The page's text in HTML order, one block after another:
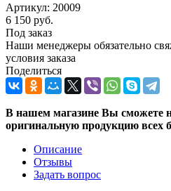
Артикул: 20009
6 150 руб.
Под заказ
Наши менеджеры обязательно
условия заказа
Поделиться
В нашем магазине Вы сможете
оригинальную продукцию всех
Описание
Отзывы
Задать вопрос